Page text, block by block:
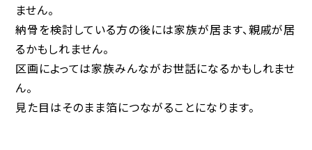
ません。
納骨を検討している方の後には家族が居ます、親戚が居
るかもしれません。
区画によっては家族みんながお世話になるかもしれませ
ん。
見た目はそのまま箔につながることになります。